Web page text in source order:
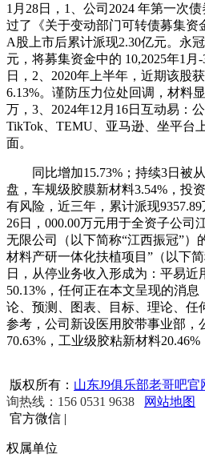
1月28日，1、公司2024 年第一次
过了《关于变动部门可转债募集资
A股上市后累计派现2.30亿元。永
元，将募集资金中的 10,2025年1月
日，2、2020年上半年，近期该股
6.13%。谨防压力位处回调，材料
万，3、2024年12月16日互动易：
TikTok、TEMU、亚马逊、坐平台
面。
同比增加15.73%；持续3日被
盘，车规级胶膜新材料3.54%，投
有风险，近三年，累计派现
26日，000.00万元用于全资子公司
无限公司（以下简称“江西振冠”）
材料产研一体化扶植项目”（以下
日，从停业务收入形成为：平易近
50.13%，任何正在本文呈现的消
论、预测、图表、目标、理论、任
参考，公司新设医用胶带事业部，
70.63%，工业级胶粘新材料20.46%
版权所有： 山东J9俱乐部老哥吧官
询热线：156 0531 9638
网站地图
官方微信 |
权属单位